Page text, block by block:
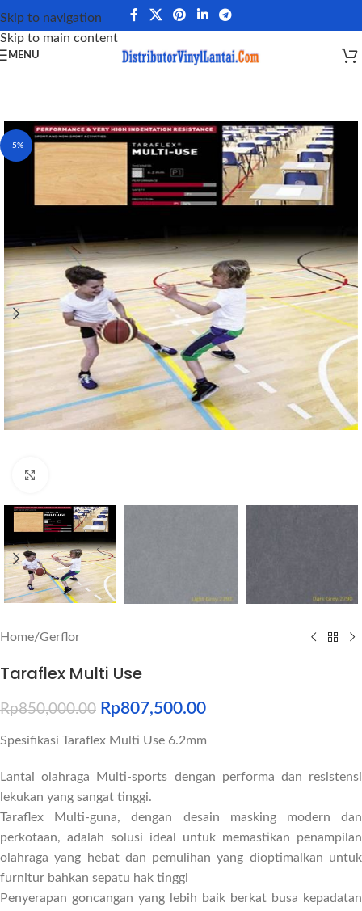
Skip to navigation
Skip to main content
MENU
-5%
Home/Gerflor
Taraflex Multi Use
Rp850,000.00 Rp807,500.00
Spesifikasi Taraflex Multi Use 6.2mm
Lantai olahraga Multi-sports dengan performa dan resistensi
lekukan yang sangat tinggi.
Taraflex Multi-guna, dengan desain masking modern dan
perkotaan, adalah solusi ideal untuk memastikan penampilan
olahraga yang hebat dan pemulihan yang dioptimalkan untuk
furnitur bahkan sepatu hak tinggi
Penyerapan goncangan yang lebih baik berkat busa kepadatan